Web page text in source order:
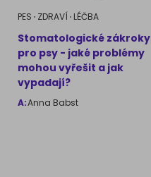
PES ZDRAVÍ LÉČBA
Stomatologické zákroky
pro psy - jaké problémy
mohou vyřešit a jak
vypadají?
A:Anna Babst